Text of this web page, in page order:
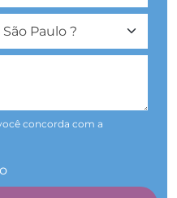
concorda com a